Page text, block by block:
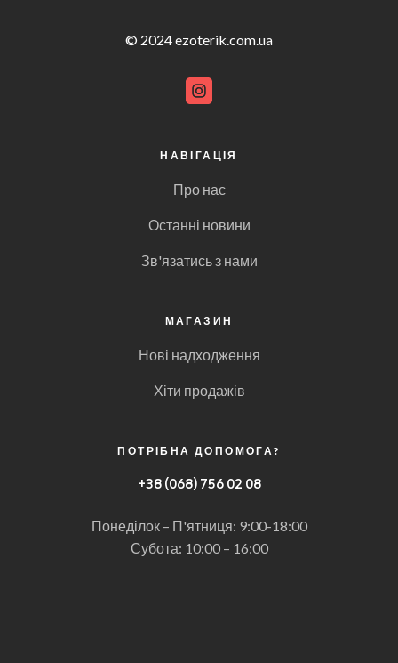
© 2024 ezoterik.com.ua
НАВІГАЦІЯ
Про нас
Останні новини
Зв'язатись з нами
МАГАЗИН
Нові надходження
Хіти продажів
ПОТРІБНА ДОПОМОГА?
+38 (068) 756 02 08
Понеділок – П'ятниця: 9:00-18:00
Субота: 10:00 – 16:00